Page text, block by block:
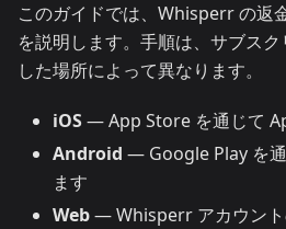
このガイドでは、Whisperr の返
を説明します。手順は、サブス
した場所によって異なります。
iOS— App Store を通じて
Android — Google Play を
ます
Web— Whisperr アカウント